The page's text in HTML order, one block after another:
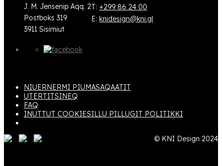
J. M. Jensenip Aqq. 2
Postboks 319
3911 Sisimiut
T: +299 86 24 00
E: knidesign@kni.gl
NIUERNERMI PIUMASAQAATIT
UTERTITSINEQ
FAQ
INUTTUT COOKIESILLU PILLUGIT POLITIKKI
© KNI Design 2024